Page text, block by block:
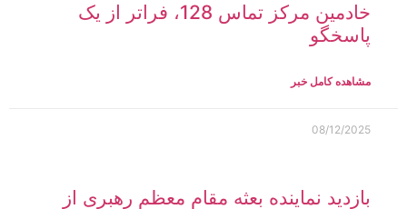
خادمین مرکز تماس 128، فراتر از یک
پاسخگو
مشاهده کامل خبر
08/12/2025
بازدید نماینده بعثه مقام معظم رهبری از